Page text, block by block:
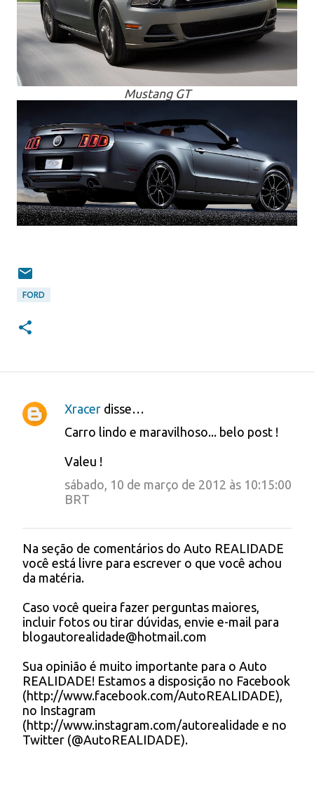
Mustang GT
FORD
C
t
á
r
o
s
Xracer disse…
Carro lindo e maravilhoso... belo post !
Valeu !
sábado, 10 de março de 2012 às 10:15:00
BRT
P
o
s
a
r
u
c
o
m
e
n
t
Na seção de comentários do Auto REALIDADE
você está livre para escrever o que você achou
da matéria.
Caso você queira fazer perguntas maiores,
incluir fotos ou tirar dúvidas, envie e-mail para
blogautorealidade@hotmail.com
Sua opinião é muito importante para o Auto
REALIDADE! Estamos a disposição no Facebook
(http://www.facebook.com/AutoREALIDADE),
no Instagram
(http://www.instagram.com/autorealidade e no
Twitter (@AutoREALIDADE).